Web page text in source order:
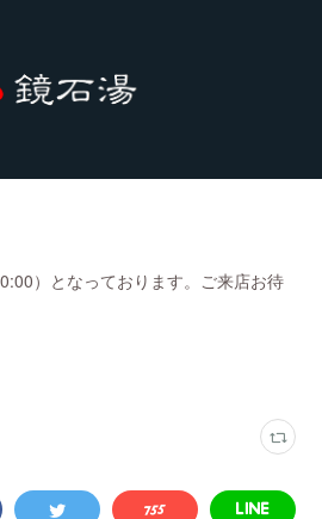
）となっております。ご来店お待